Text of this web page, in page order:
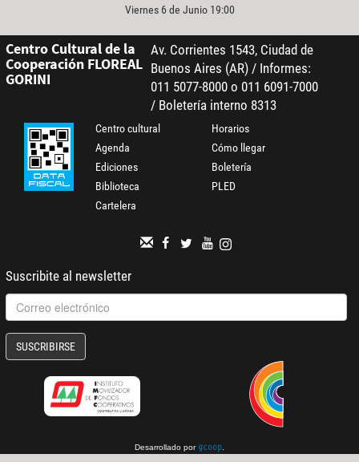
Viernes 6 de Junio 19:00
Centro Cultural de la
Cooperación FLOREAL
GORINI
Av. Corrientes 1543, Ciudad de
Buenos Aires (AR) / Informes:
011 5077-8000 o 011 6091-7000
/ Boletería interno 8313
Centro cultural
Agenda
Ediciones
Biblioteca
Cartelera
Horarios
Cómo llegar
Boletería
PLED
Suscribite al newsletter
SUSCRIBIRSE
Desarrollado por gcoop